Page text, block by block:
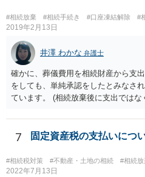
こともできます。この場合でも相続
0万円分使えます。 父が亡くなり、
で相続する際は、4800万円が非課税
亡くなってから相続すると、両親の
るより非課税の枠が減少します。 計
いうことになります。これ以外にも
んので、一度相談して想定するのが
#相続放棄 #相続手続き #口座凍結解除 #
2019年2月13日
井澤 わかな 弁護士
確かに、葬儀費用を相続財産から支
をしても、単純承認をしたとみなさ
ています。 (相続放棄後に支出では
述の手続ということだと思いますが)
いということではなく、身分相応の
る程度の金額に留まると考えた方が
に葬儀費用を支出する経済力がなく
ば相続財産から支出しても単純承認
7 固定資産税の支払いにつ
#相続税対策 #不動産・土地の相続 #相続放
2022年7月13日